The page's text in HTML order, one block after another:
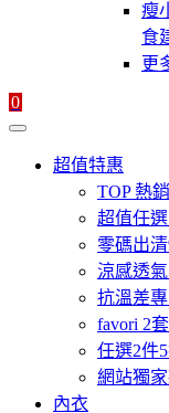
瘦
食
更
0
超值特惠
TOP 熱
超值任
零碼出
涼感透
抗溫差
favori 2
任選2件
網站獨
內衣